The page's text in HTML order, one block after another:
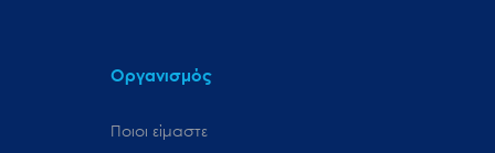
Οργανισμός
Ποιοι είμαστε